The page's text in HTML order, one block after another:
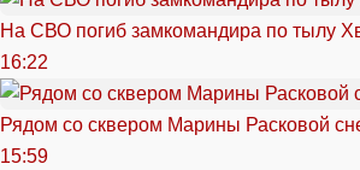
На СВО погиб замкомандира по тылу
16:22
Рядом со сквером Марины Расковой
15:59